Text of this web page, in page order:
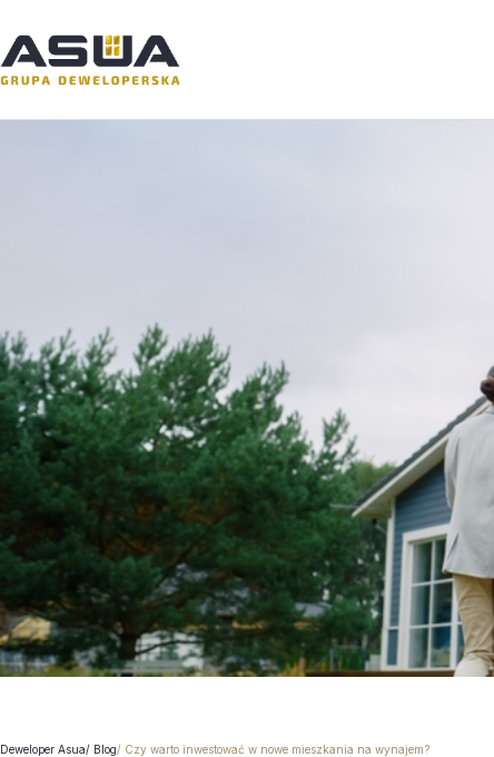
Deweloper Asua Blog Czy warto inwestować w nowe mieszkania na wynajem?